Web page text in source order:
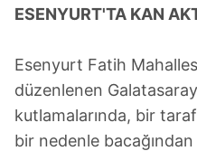
ESENYURT'TA KAN
Esenyurt Fatih
düzenlenen
kutlamalarında, bir
bir nedenle